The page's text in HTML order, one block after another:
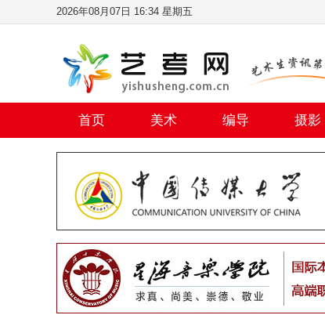
2026年08月07日 16:34 星期五
首页 美术 编导 摄影